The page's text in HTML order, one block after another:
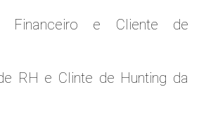
Financeiro e Cliente de
RH e Clinte de Hunting da